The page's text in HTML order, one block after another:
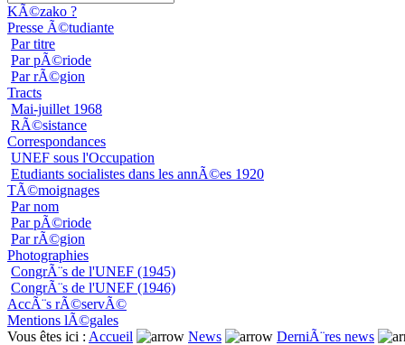
KÃ©zako ?
Presse Ã©tudiante
Par titre
Par pÃ©riode
Par rÃ©gion
Tracts
Mai-juillet 1968
RÃ©sistance
Correspondances
UNEF sous l'Occupation
Etudiants socialistes dans les annÃ©es 1920
TÃ©moignages
Par nom
Par pÃ©riode
Par rÃ©gion
Photographies
CongrÃ¨s de l'UNEF (1945)
CongrÃ¨s de l'UNEF (1946)
AccÃ¨s rÃ©servÃ©
Mentions lÃ©gales
Vous êtes ici : Accueil News DerniÃ¨res news